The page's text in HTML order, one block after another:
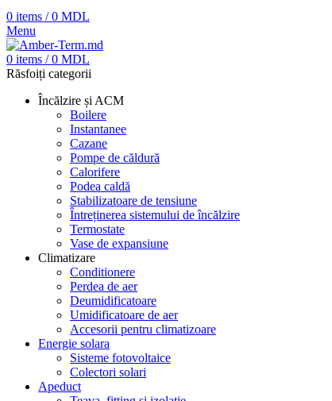
0 items / 0 MDL
Menu
0 items / 0 MDL
Răsfoiți categorii
Încălzire și ACM
Boilere
Instantanee
Cazane
Pompe de căldură
Calorifere
Podea caldă
Stabilizatoare de tensiune
Întreținerea sistemului de încălzire
Termostate
Vase de expansiune
Climatizare
Conditionere
Perdea de aer
Deumidificatoare
Umidificatoare de aer
Accesorii pentru climatizoare
Energie solara
Sisteme fotovoltaice
Colectori solari
Apeduct